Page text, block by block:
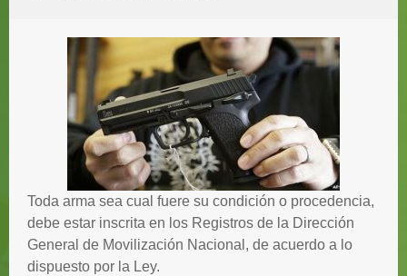
Toda arma sea cual fuere su condición o procedencia,
debe estar inscrita en los Registros de la Dirección
General de Movilización Nacional, de acuerdo a lo
dispuesto por la Ley.